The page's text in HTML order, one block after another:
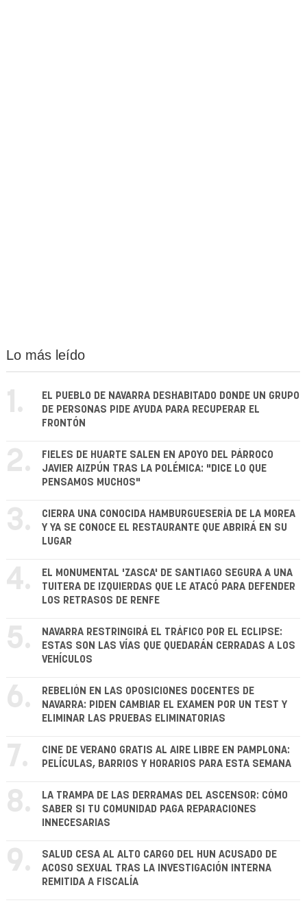
Lo más leído
1.
EL PUEBLO DE NAVARRA DESHABITADO DONDE UN GRUPO
DE PERSONAS PIDE AYUDA PARA RECUPERAR EL
FRONTÓN
2.
FIELES DE HUARTE SALEN EN APOYO DEL PÁRROCO
JAVIER AIZPÚN TRAS LA POLÉMICA: "DICE LO QUE
PENSAMOS MUCHOS"
3.
CIERRA UNA CONOCIDA HAMBURGUESERÍA DE LA MOREA
Y YA SE CONOCE EL RESTAURANTE QUE ABRIRÁ EN SU
LUGAR
4.
EL MONUMENTAL 'ZASCA' DE SANTIAGO SEGURA A UNA
TUITERA DE IZQUIERDAS QUE LE ATACÓ PARA DEFENDER
LOS RETRASOS DE RENFE
5.
NAVARRA RESTRINGIRÁ EL TRÁFICO POR EL ECLIPSE:
ESTAS SON LAS VÍAS QUE QUEDARÁN CERRADAS A LOS
VEHÍCULOS
6.
REBELIÓN EN LAS OPOSICIONES DOCENTES DE
NAVARRA: PIDEN CAMBIAR EL EXAMEN POR UN TEST Y
ELIMINAR LAS PRUEBAS ELIMINATORIAS
7.
CINE DE VERANO GRATIS AL AIRE LIBRE EN PAMPLONA:
PELÍCULAS, BARRIOS Y HORARIOS PARA ESTA SEMANA
8.
LA TRAMPA DE LAS DERRAMAS DEL ASCENSOR: CÓMO
SABER SI TU COMUNIDAD PAGA REPARACIONES
INNECESARIAS
9.
SALUD CESA AL ALTO CARGO DEL HUN ACUSADO DE
ACOSO SEXUAL TRAS LA INVESTIGACIÓN INTERNA
REMITIDA A FISCALÍA